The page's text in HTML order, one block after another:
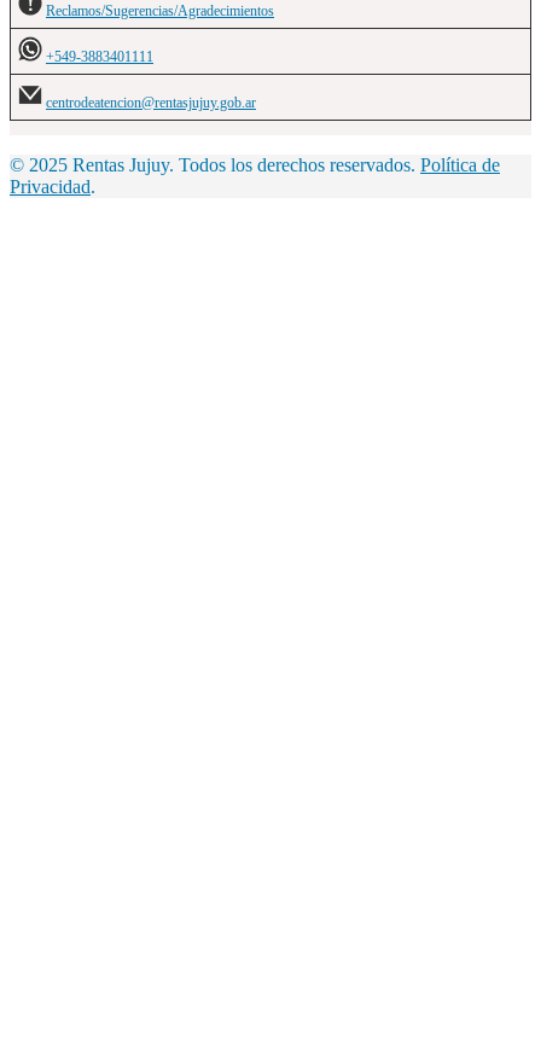
Reclamos/Sugerencias/Agradecimientos
+549-3883401111
centrodeatencion@rentasjujuy.gob.ar
© 2025 Rentas Jujuy. Todos los derechos reservados. Política de
Privacidad.